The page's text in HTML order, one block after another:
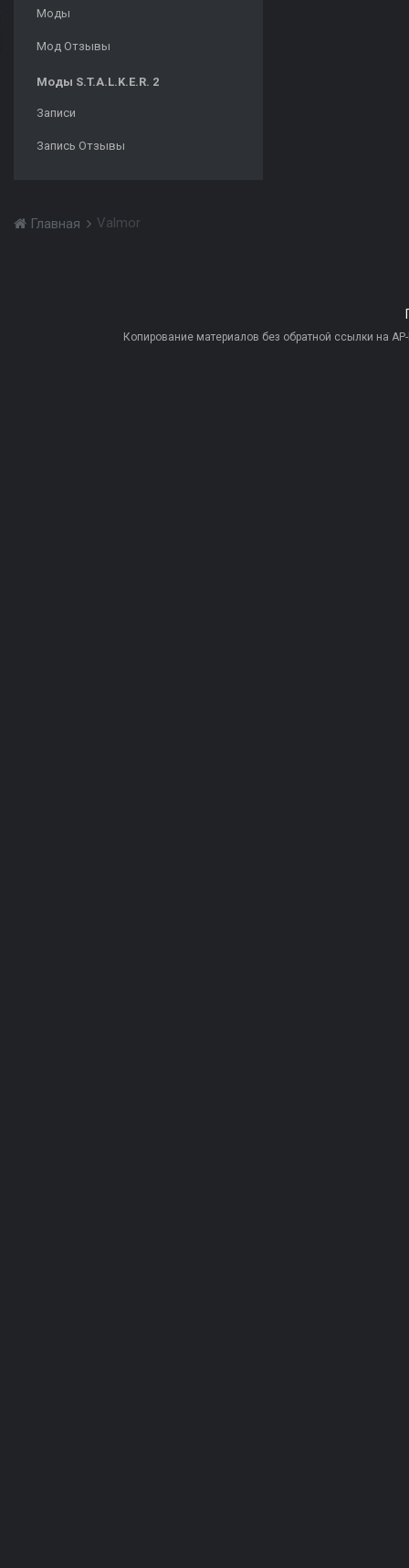
Моды
Мод Отзывы
Моды S.T.A.L.K.E.R. 2
Записи
Запись Отзывы
Главная Valmor
Копирование материалов без обратной ссылки на